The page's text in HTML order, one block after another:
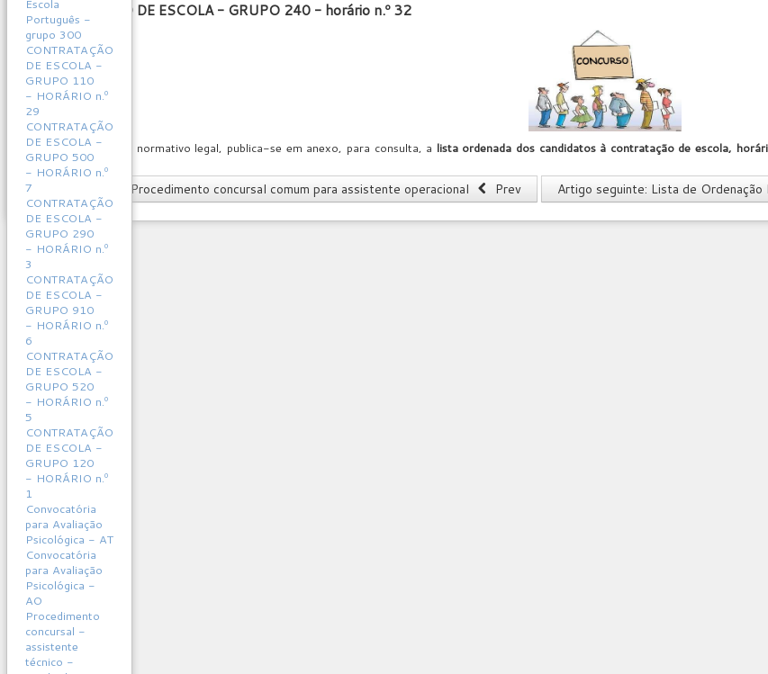
CONTRATAÇÃO DE ESCOLA - GRUPO 240 - horário n.º 32
Em cumprimento de normativo legal, publica-se em anexo, para consulta, a lista ordenada dos candidatos à contratação de escola,
240(ver anexos).
Artigo anterior: Procedimento concursal comum para assistente operacional Prev Artigo seguinte: Lista de
Escola
Português -
grupo 300
CONTRATAÇÃO
DE ESCOLA -
GRUPO 110
- HORÁRIO n.º
29
CONTRATAÇÃO
DE ESCOLA -
GRUPO 500
- HORÁRIO n.º
7
CONTRATAÇÃO
DE ESCOLA -
GRUPO 290
- HORÁRIO n.º
3
CONTRATAÇÃO
DE ESCOLA -
GRUPO 910
- HORÁRIO n.º
6
CONTRATAÇÃO
DE ESCOLA -
GRUPO 520
- HORÁRIO n.º
5
CONTRATAÇÃO
DE ESCOLA -
GRUPO 120
- HORÁRIO n.º
1
Convocatória
para Avaliação
Psicológica - AT
Convocatória
para Avaliação
Psicológica -
AO
Procedimento
concursal -
assistente
técnico -